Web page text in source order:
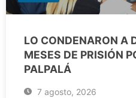
LO CONDENARON A
MESES DE PRISIÓN
PALPALÁ
7 agosto, 2026